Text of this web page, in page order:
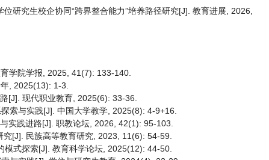
研究生校企协同“跨界整合能力”培养路径研究[J]. 教育进展, 2026,
学院学报, 2025, 41(7): 133-140.
, 2025(13): 1-3.
[J]. 现代职业教育, 2025(6): 33-36.
索与实践[J]. 中国大学教学, 2025(8): 4-9+16.
实践进路[J]. 职教论坛, 2026, 42(1): 95-103.
[J]. 民族高等教育研究, 2023, 11(6): 54-59.
式探索[J]. 教育科学论坛, 2025(12): 44-50.